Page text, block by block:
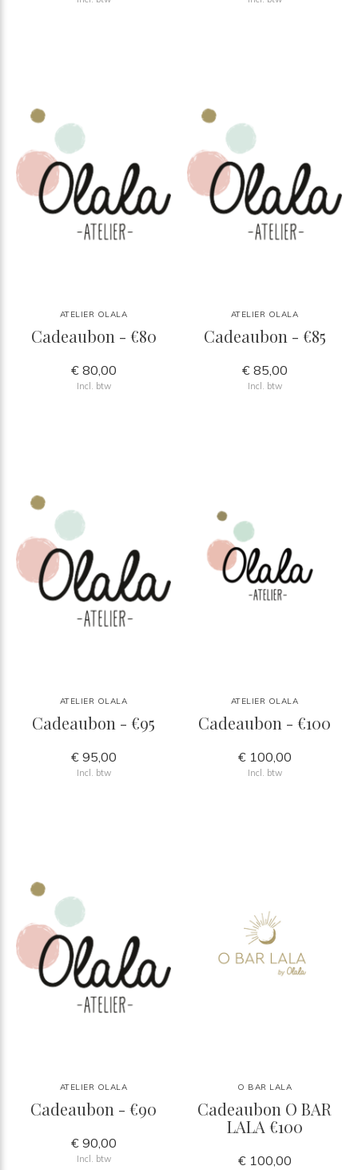
ATELIER OLALA
Cadeaubon - €80
€ 80,00
Incl. btw
ATELIER OLALA
Cadeaubon - €85
€ 85,00
Incl. btw
ATELIER OLALA
Cadeaubon - €95
€ 95,00
Incl. btw
ATELIER OLALA
Cadeaubon - €100
€ 100,00
Incl. btw
ATELIER OLALA
Cadeaubon - €90
€ 90,00
Incl. btw
O BAR LALA
Cadeaubon O BAR
LALA €100
€ 100,00